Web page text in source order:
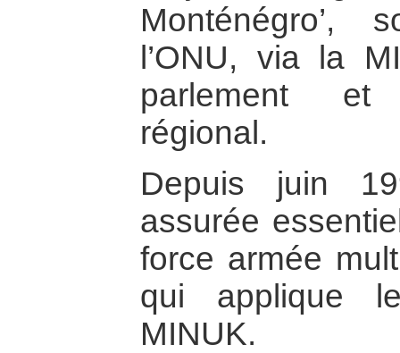
Monténégro’,
l’ONU, via la
parlement et
régional.
Depuis juin
assurée
force armée
qui applique
MINUK.